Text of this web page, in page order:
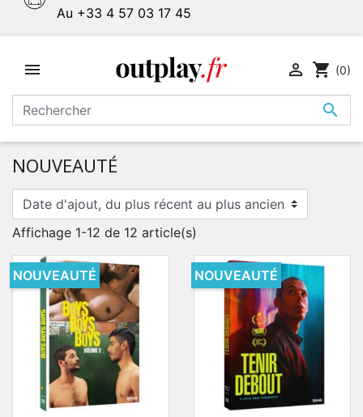
Au +33 4 57 03 17 45


 shopping_cart (0)
NOUVEAUTÉ
Affichage 1-12 de 12 article(s)
NOUVEAUTÉ NOUVEAUTÉ